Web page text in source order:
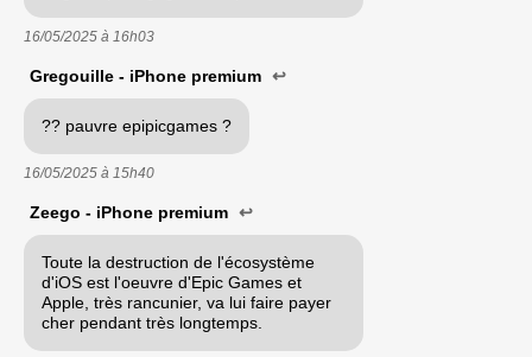
16/05/2025 à 16h03
Gregouille - iPhone premium ↩
?? pauvre epipicgames ?
16/05/2025 à 15h40
Zeego - iPhone premium ↩
Toute la destruction de l'écosystème
d'iOS est l'oeuvre d'Epic Games et
Apple, très rancunier, va lui faire payer
cher pendant très longtemps.